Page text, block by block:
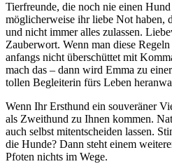
Tierfreunde, die noch nie einen
möglicherweise ihr liebe Not haben,
und nicht immer alles zulassen.
Zauberwort. Wenn man diese
anfangs nicht überschüttet mit
mach das – dann wird Emma zu
tollen Begleiterin fürs Leben
Wenn Ihr Ersthund ein souveräner
als Zweithund zu Ihnen kommen.
auch selbst mitentscheiden lassen.
die Hunde? Dann steht einem
Pfoten nichts im Wege.